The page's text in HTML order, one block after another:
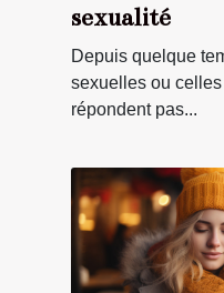
sexualité
Depuis quelque
sexuelles ou
répondent pas...